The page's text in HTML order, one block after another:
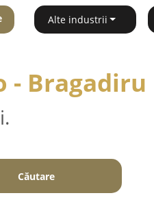
Alte industrii
- Bragadiru
Căutare